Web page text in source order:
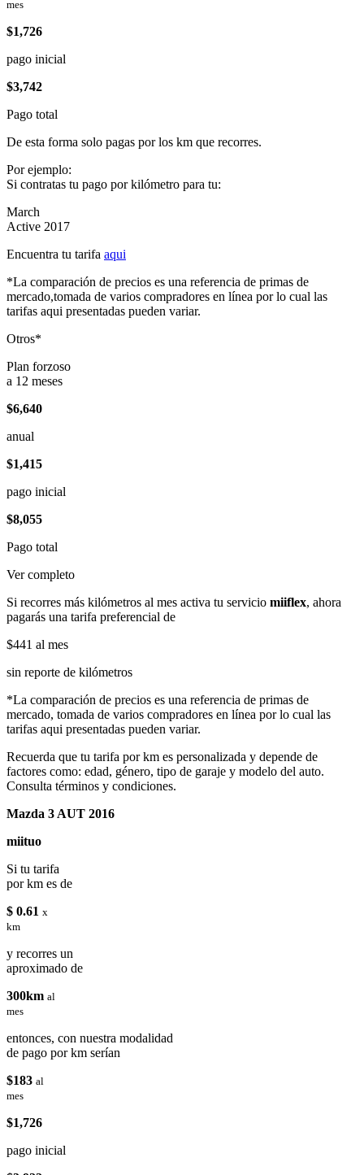
mes
$1,726
pago inicial
$3,742
Pago total
De esta forma solo pagas por los km que recorres.
Por ejemplo:
Si contratas tu pago por kilómetro para tu:
March
Active 2017
Encuentra tu tarifa aqui
*La comparación de precios es una referencia de primas de
mercado,tomada de varios compradores en línea por lo cual las
tarifas aqui presentadas pueden variar.
Otros*
Plan forzoso
a 12 meses
$6,640
anual
$1,415
pago inicial
$8,055
Pago total
Ver completo
Si recorres más kilómetros al mes activa tu servicio miiflex, ahora
pagarás una tarifa preferencial de
$441 al mes
sin reporte de kilómetros
*La comparación de precios es una referencia de primas de
mercado, tomada de varios compradores en línea por lo cual las
tarifas aqui presentadas pueden variar.
Recuerda que tu tarifa por km es personalizada y depende de
factores como: edad, género, tipo de garaje y modelo del auto.
Consulta términos y condiciones.
Mazda 3 AUT 2016
miituo
Si tu tarifa
por km es de
$ 0.61 x
km
y recorres un
aproximado de
300km al
mes
entonces, con nuestra modalidad
de pago por km serían
$183 al
mes
$1,726
pago inicial